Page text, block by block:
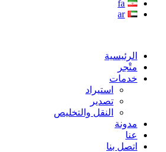
fa
ar
الرئيسية
متْجر
خدمات
استيراد
تصدير
النقل والتخليص
مدونة
عنا
اتصل بنا